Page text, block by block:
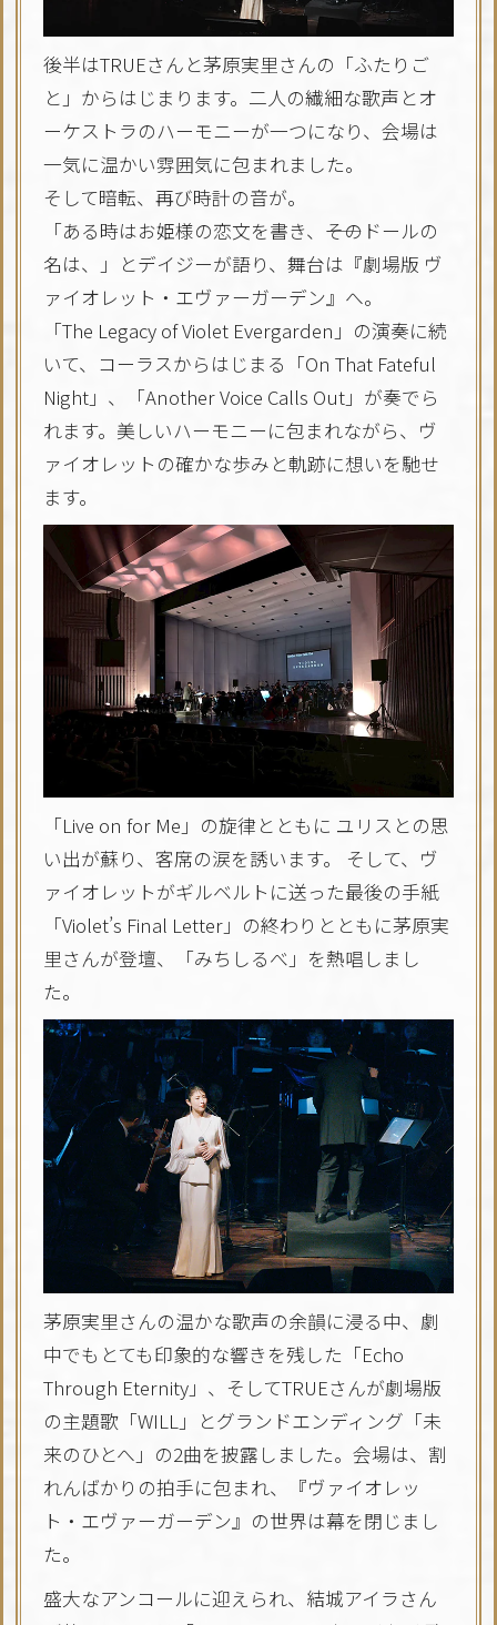
後半はTRUEさんと茅原実里さんの「ふたりご
と」からはじまります。二人の繊細な歌声とオ
ーケストラのハーモニーが一つになり、会場は
一気に温かい雰囲気に包まれました。
そして暗転、再び時計の音が。
「ある時はお姫様の恋文を書き、――そのドールの
名は、」とデイジーが語り、舞台は『劇場版 ヴ
ァイオレット・エヴァーガーデン』へ。
「The Legacy of Violet Evergarden」の演奏に続
いて、コーラスからはじまる「On That Fateful
Night」、「Another Voice Calls Out」が奏でら
れます。美しいハーモニーに包まれながら、ヴ
ァイオレットの確かな歩みと軌跡に想いを馳せ
ます。
「Live on for Me」の旋律とともに ユリスとの思
い出が蘇り、客席の涙を誘います。 そして、ヴ
ァイオレットがギルベルトに送った最後の手紙
「Violet’s Final Letter」の終わりとともに茅原実
里さんが登壇、「みちしるべ」を熱唱しまし
た。
茅原実里さんの温かな歌声の余韻に浸る中、劇
中でもとても印象的な響きを残した「Echo
Through Eternity」、そしてTRUEさんが劇場版
の主題歌「WILL」とグランドエンディング「未
来のひとへ」の2曲を披露しました。会場は、割
れんばかりの拍手に包まれ、『ヴァイオレッ
ト・エヴァーガーデン』の世界は幕を閉じまし
た。
盛大なアンコールに迎えられ、結城アイラさん